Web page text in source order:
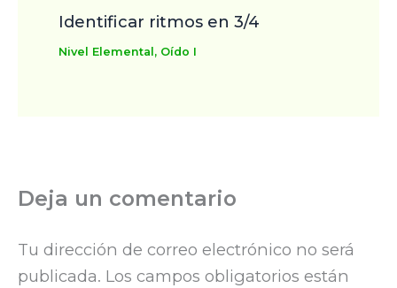
Identificar ritmos en 3/4
Nivel Elemental, Oído I
Deja un comentario
Tu dirección de correo electrónico no será
publicada. Los campos obligatorios están